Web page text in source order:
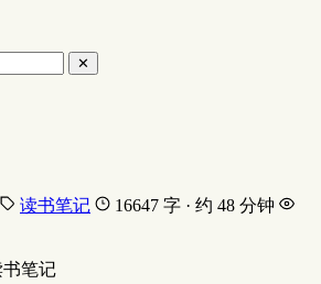
✕
读书笔记
16647 字 · 约 48 分钟
书笔记